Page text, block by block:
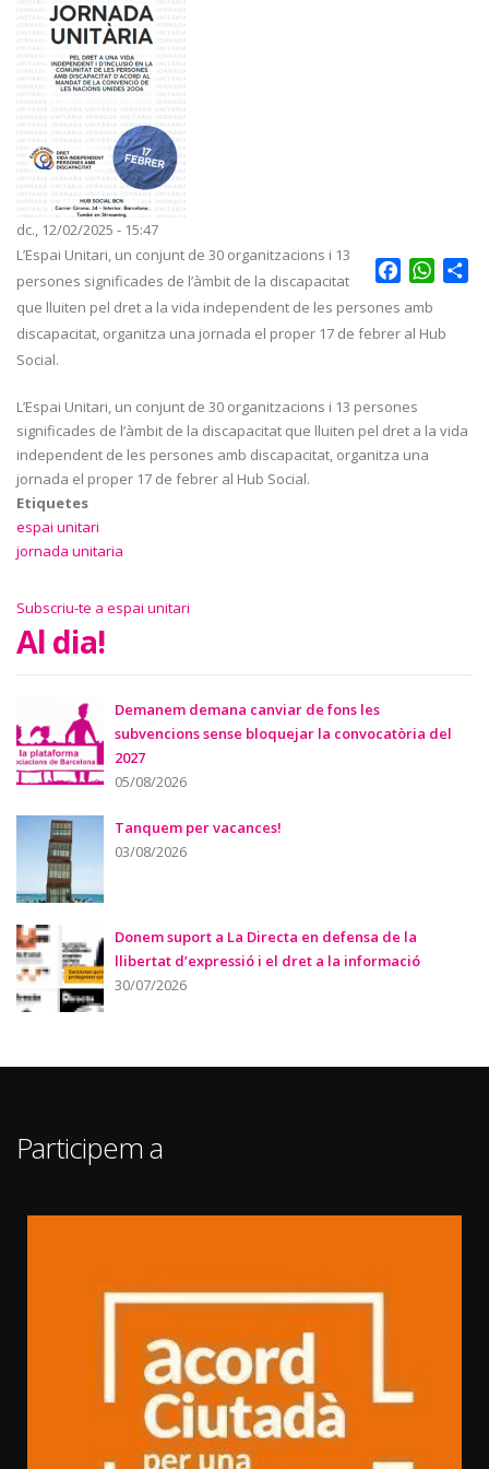
dc., 12/02/2025 - 15:47
Facebook
L’Espai Unitari, un conjunt de 30 organitzacions i 13
persones significades de l’àmbit de la discapacitat
que lluiten pel dret a la vida independent de les persones amb
discapacitat, organitza una jornada el proper 17 de febrer al Hub
Social.
L’Espai Unitari, un conjunt de 30 organitzacions i 13 persones
significades de l’àmbit de la discapacitat que lluiten pel dret a la vida
independent de les persones amb discapacitat, organitza una
jornada el proper 17 de febrer al Hub Social.
Etiquetes
espai unitari
jornada unitaria
Subscriu-te a espai unitari
Al dia!
Demanem demana canviar de fons les
subvencions sense bloquejar la convocatòria del
2027
05/08/2026
Tanquem per vacances!
03/08/2026
Donem suport a La Directa en defensa de la
llibertat d’expressió i el dret a la informació
30/07/2026
Participem a